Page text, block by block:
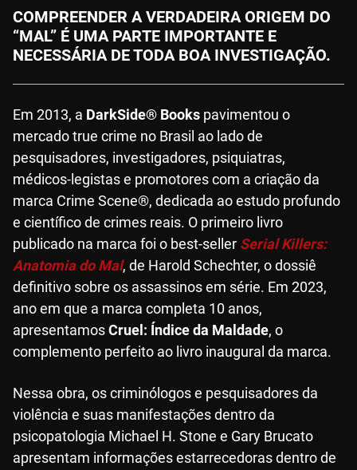
COMPREENDER A VERDADEIRA ORIGEM DO
“MAL” É UMA PARTE IMPORTANTE E
NECESSÁRIA DE TODA BOA INVESTIGAÇÃO.
Em 2013, a DarkSide® Books pavimentou o
mercado true crime no Brasil ao lado de
pesquisadores, investigadores, psiquiatras,
médicos-legistas e promotores com a criação da
marca Crime Scene®, dedicada ao estudo profundo
e científico de crimes reais. O primeiro livro
publicado na marca foi o best-seller Serial Killers:
Anatomia do Mal, de Harold Schechter, o dossiê
definitivo sobre os assassinos em série. Em 2023,
ano em que a marca completa 10 anos,
apresentamosCruel: Índice da Maldade, o
complemento perfeito ao livro inaugural da marca.
Nessa obra, os criminólogos e pesquisadores da
violência e suas manifestações dentro da
psicopatologia Michael H. Stone e Gary Brucato
apresentam informações estarrecedoras dentro de